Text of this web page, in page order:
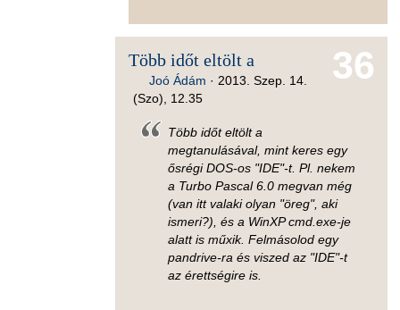
36
Több időt eltölt a
Joó Ádám · 2013. Szep. 14.
(Szo), 12.35
Több időt eltölt a
megtanulásával, mint keres egy
ősrégi DOS-os "IDE"-t. Pl. nekem
a Turbo Pascal 6.0 megvan még
(van itt valaki olyan "öreg", aki
ismeri?), és a WinXP cmd.exe-je
alatt is műxik. Felmásolod egy
pandrive-ra és viszed az "IDE"-t
az érettségire is.